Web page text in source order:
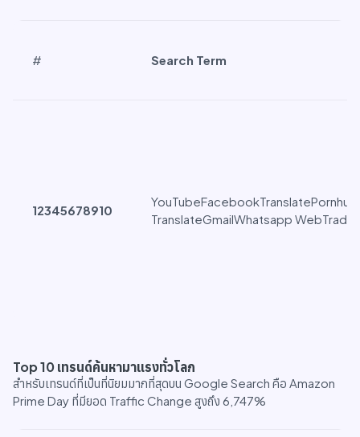
# Search Term
12345678910
TranslateGmailWhatsapp
Top 10 เทรนด์ค้นหามาแรงทั่วโลก
สำหรับเทรนด์ที่เป็นที่นิยมมากที่สุดบน Google Search คือ Amazon
Prime Day ที่มียอด Traffic Change สูงถึง 6,747%